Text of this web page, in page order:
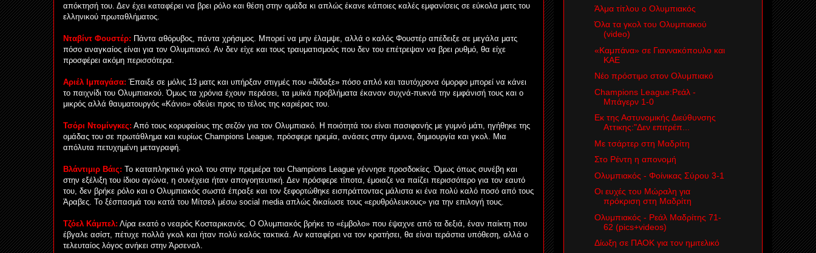
απόκτησή του. Δεν έχει καταφέρει να βρει ρόλο και θέση στην ομάδα κι απλώς έκανε κάποιες καλές εμφανίσεις σε εύκολα ματς του
ελληνικού πρωταθλήματος.
Νταβίντ Φουστέρ: Πάντα αθόρυβος, πάντα χρήσιμος. Μπορεί να μην έλαμψε, αλλά ο καλός Φουστέρ απέδειξε σε μεγάλα ματς
πόσο αναγκαίος είναι για τον Ολυμπιακό. Αν δεν είχε και τους τραυματισμούς που δεν του επέτρεψαν να βρει ρυθμό, θα είχε
προσφέρει ακόμη περισσότερα.
Αριέλ Ιμπαγάσα: Έπαιξε σε μόλις 13 ματς και υπήρξαν στιγμές που «δίδαξε» πόσο απλό και ταυτόχρονα όμορφο μπορεί να κάνει
το παιχνίδι του Ολυμπιακού. Όμως τα χρόνια έχουν περάσει, τα μυϊκά προβλήματα έκαναν συχνά-πυκνά την εμφάνισή τους και ο
μικρός αλλά θαυματουργός «Κάνιο» οδεύει προς το τέλος της καριέρας του.
Τσόρι Ντομίνγκες: Από τους κορυφαίους της σεζόν για τον Ολυμπιακό. Η ποιότητά του είναι πασιφανής με γυμνό μάτι, ηγήθηκε της
ομάδας του σε πρωτάθλημα και κυρίως Champions League, πρόσφερε ηρεμία, ανάσες στην άμυνα, δημιουργία και γκολ. Μια
απόλυτα πετυχημένη μεταγραφή.
Βλάντιμιρ Βάις: Το καταπληκτικό γκολ του στην πρεμιέρα του Champions League γέννησε προσδοκίες. Όμως όπως συνέβη και
στην εξέλιξη του ίδιου αγώνα, η συνέχεια ήταν απογοητευτική. Δεν πρόσφερε τίποτα, έμοιαζε να παίζει περισσότερο για τον εαυτό
του, δεν βρήκε ρόλο και ο Ολυμπιακός σωστά έπραξε και τον ξεφορτώθηκε εισπράττοντας μάλιστα κι ένα πολύ καλό ποσό από τους
Άραβες. Το ξέσπασμά του κατά του Μίτσελ μέσω social media απλώς δικαίωσε τους «ερυθρόλευκους» για την επιλογή τους.
Τζόελ Κάμπελ: Λίρα εκατό ο νεαρός Κοσταρικανός. Ο Ολυμπιακός βρήκε το «έμβολο» που έψαχνε από τα δεξιά, έναν παίκτη που
έβγαλε ασίστ, πέτυχε πολλά γκολ και ήταν πολύ καλός τακτικά. Αν καταφέρει να τον κρατήσει, θα είναι τεράστια υπόθεση, αλλά ο
τελευταίος λόγος ανήκει στην Άρσεναλ.
Άλμα τίτλου ο Ολυμπιακός
Όλα τα γκολ του Ολυμπιακού
(video)
«Καμπάνα» σε Γιαννακόπουλο και
ΚΑΕ
Νέο πρόστιμο στον Ολυμπιακό
Champions League:Ρεάλ -
Μπάγερν 1-0
Εκ της Αστυνομικής Διεύθυνσης
Αττικης:"Δεν επιτρέπ...
Με τσάρτερ στη Μαδρίτη
Στο Ρέντη η απονομή
Ολυμπιακός - Φοίνικας Σύρου 3-1
Οι ευχές του Μώραλη για
πρόκριση στη Μαδρίτη
Ολυμπιακός - Ρεάλ Μαδρίτης 71-
62 (pics+videos)
Δίωξη σε ΠΑΟΚ για τον ημιτελικό